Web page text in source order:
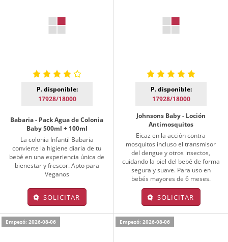
P. disponible:
17928/18000
Babaria - Pack Agua de Colonia
Baby 500ml + 100ml
La colonia Infantil Babaria
convierte la higiene diaria de tu
bebé en una experiencia única de
bienestar y frescor. Apto para
Veganos
SOLICITAR
P. disponible:
17928/18000
Johnsons Baby - Loción
Antimosquitos
Eicaz en la acción contra
mosquitos incluso el transmisor
del dengue y otros insectos,
cuidando la piel del bebé de forma
segura y suave. Para uso en
bebés mayores de 6 meses.
SOLICITAR
Empezó: 2026-08-06 Empezó: 2026-08-06